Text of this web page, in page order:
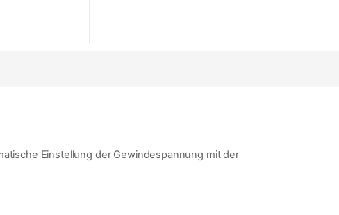
Einstellung der Gewindespannung mit der